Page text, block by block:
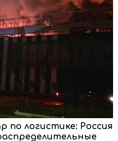
по логистике: Россия